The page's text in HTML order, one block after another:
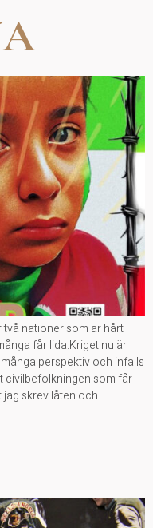
nationer som är hårt
får lida.Kriget nu är
perspektiv och infalls
civilbefolkningen som får
jag skrev låten och